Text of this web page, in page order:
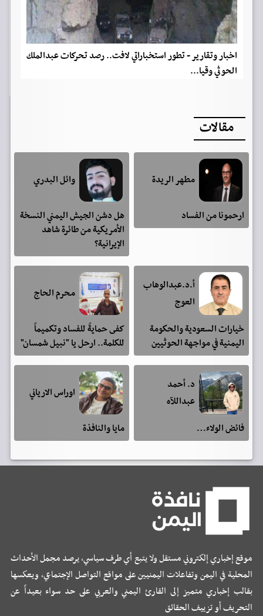
اخبار وتقارير - تطور استخباراتي لافت.. رصد تحركات عبدالملك
الحوثي وقيا...
مقالات
مطهر الريدة
ارحمونا من الفساد
وائل البدري
هل دشن الجيش اليمني النسخة
الأمريكية من طائرة شاهد
الإيرانية؟
أ.د.عبدالوهاب
العوج
خيارات السعودية والحكومة
اليمنية في مواجهة الحوثيين
محرم الحاج
كفى حمايةً للفساد وتكميماً
للكلمة.. ارحل يا "نبيل شمسان"
د. أحمد
عبداللآه
فائض الولاء…
اوراس الارياني
مايا والنافذة
موقع إخباري إلكتروني مستقل ولا يتبع أي طرف سياسي، يرصد مجمل الأحداث
المحلية في اليمن وتفاعلات اليمنيين على مواقع التواصل الإجتماعي، ويعكسها
بقالب إخباري متميز إلى القارئ اليمني والعربي على حد سواء بعيداً عن
التحريف أو تزييف الحقائق